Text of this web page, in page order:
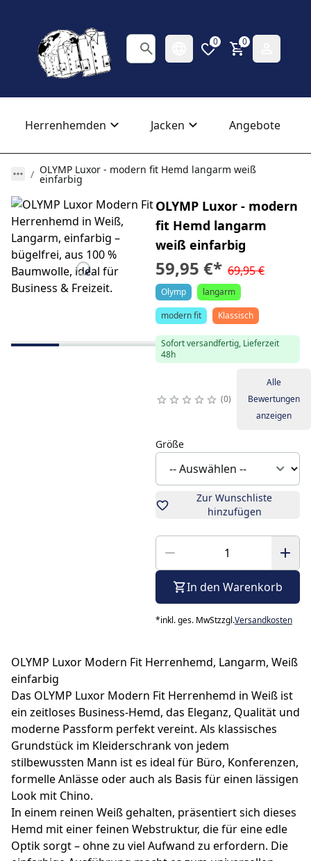
0 0
Herrenhemden Jacken Angebote
OLYMP Luxor - modern fit Hemd langarm weiß
einfarbig
OLYMP Luxor - modern
fit Hemd langarm
weiß einfarbig
59,95 €* 69,95 €
Olymp
langarm
modern fit
Klassisch
Sofort versandfertig, Lieferzeit
48h
0
Alle
Bewertungen
anzeigen
Größe
Zur Wunschliste
hinzufügen
In den Warenkorb
*inkl. ges. MwStzzgl.Versandkosten
OLYMP Luxor Modern Fit Herrenhemd, Langarm, Weiß
einfarbig
Das OLYMP Luxor Modern Fit Herrenhemd in Weiß ist
ein zeitloses Business-Hemd, das Eleganz, Qualität und
moderne Passform perfekt vereint. Als klassisches
Grundstück im Kleiderschrank von jedem
stilbewussten Mann ist es ideal für Büro, Konferenzen,
formelle Anlässe oder auch als Basis für einen lässigen
Look mit Chino.
In einem reinen Weiß gehalten, präsentiert sich dieses
Hemd mit einer feinen Webstruktur, die für eine edle
Optik sorgt – ohne zu viel Aufwand zu erfordern. Die